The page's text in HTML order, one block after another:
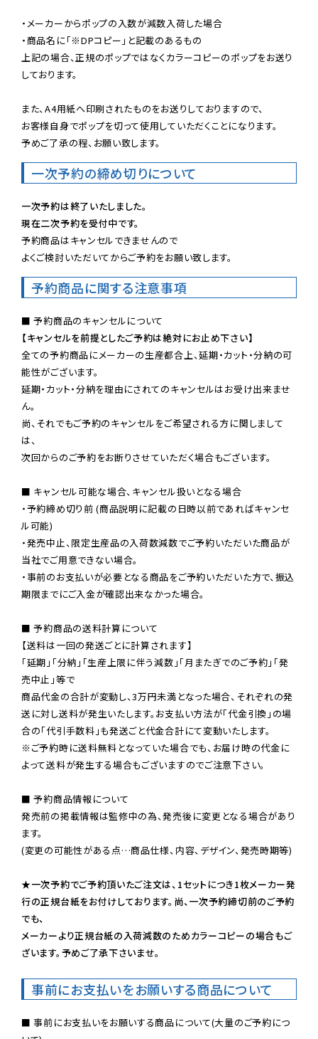
・メーカーからポップの入数が減数入荷した場合
・商品名に「※DPコピー」と記載のあるもの
上記の場合、正規のポップではなくカラーコピーのポップをお送り
しております。
また、A4用紙へ印刷されたものをお送りしておりますので、
お客様自身でポップを切って使用していただくことになります。
予めご了承の程、お願い致します。
一次予約の締め切りについて
一次予約は終了いたしました。
現在二次予約を受付中です。
予約商品はキャンセルできませんので
よくご検討いただいてからご予約をお願い致します。
予約商品に関する注意事項
【キャンセルを前提としたご予約は絶対にお止め下さい】
全ての予約商品にメーカーの生産都合上、延期・カット・分納の可
能性がございます。
延期・カット・分納を理由にされてのキャンセルはお受け出来ませ
ん。
尚、それでもご予約のキャンセルをご希望される方に関しまして
は、
次回からのご予約をお断りさせていただく場合もございます。
■ キャンセル可能な場合、キャンセル扱いとなる場合
・予約締め切り前 (商品説明に記載の日時以前であればキャンセ
ル可能)
・発売中止、限定生産品の入荷数減数でご予約いただいた商品が
当社でご用意できない場合。
・事前のお支払いが必要となる商品をご予約いただいた方で、振込
期限までにご入金が確認出来なかった場合。
■ 予約商品の送料計算について
【送料は一回の発送ごとに計算されます】
「延期」「分納」「生産上限に伴う減数」「月またぎでのご予約」「発
売中止」等で
商品代金の合計が変動し、3万円未満となった場合、それぞれの発
送に対し送料が発生いたします。お支払い方法が「代金引換」の場
※ご予約時に送料無料となっていた場合でも、お届け時の代金に
よって送料が発生する場合もございますのでご注意下さい。
■ 予約商品情報について
発売前の掲載情報は監修中の為、発売後に変更となる場合があり
ます。
(変更の可能性がある点…商品仕様、内容、デザイン、発売時期等)
★一次予約でご予約頂いたご注文は、1セットにつき1枚メーカー発
行の正規台紙をお付けしております。尚、一次予約締切前のご予約
でも、
メーカーより正規台紙の入荷減数のためカラーコピーの場合もご
ざいます。予めご了承下さいませ。
事前にお支払いをお願いする商品について
■ 事前にお支払いをお願いする商品について(大量のご予約につ